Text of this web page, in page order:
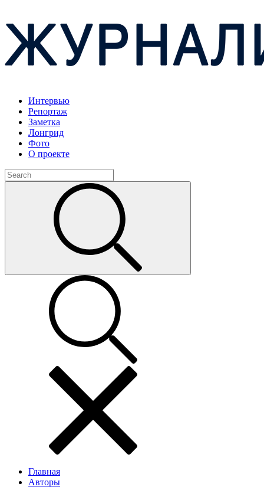
Интервью
Репортаж
Заметка
Лонгрид
Фото
О проекте
Главная
Авторы